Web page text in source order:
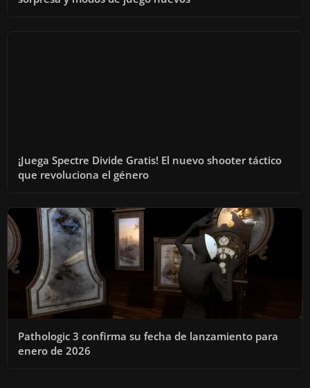
¡Juega Spectre Divide Gratis! El nuevo shooter táctico
que revoluciona el género
Pathologic 3 confirma su fecha de lanzamiento para
enero de 2026